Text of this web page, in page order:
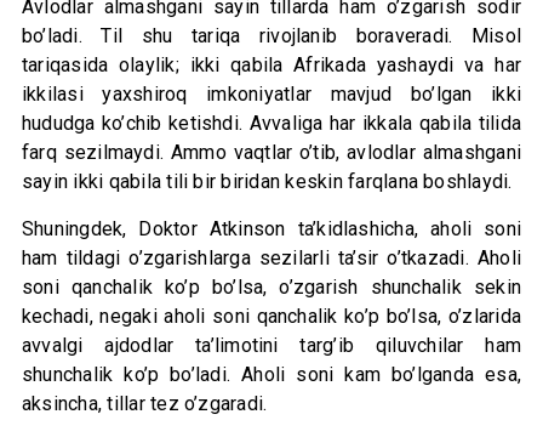
Avlodlar almashgani sayin tillarda ham o’zgarish sodir
bo’ladi. Til shu tariqa rivojlanib boraveradi. Misol
tariqasida olaylik; ikki qabila Afrikada yashaydi va har
ikkilasi yaxshiroq imkoniyatlar mavjud bo’lgan ikki
hududga ko’chib ketishdi. Avvaliga har ikkala qabila tilida
farq sezilmaydi. Ammo vaqtlar o’tib, avlodlar almashgani
sayin ikki qabila tili bir biridan keskin farqlana boshlaydi.
Shuningdek, Doktor Atkinson ta’kidlashicha, aholi soni
ham tildagi o’zgarishlarga sezilarli ta’sir o’tkazadi. Aholi
soni qanchalik ko’p bo’lsa, o’zgarish shunchalik sekin
kechadi, negaki aholi soni qanchalik ko’p bo’lsa, o’zlarida
avvalgi ajdodlar ta’limotini targ’ib qiluvchilar ham
shunchalik ko’p bo’ladi. Aholi soni kam bo’lganda esa,
aksincha, tillar tez o’zgaradi.